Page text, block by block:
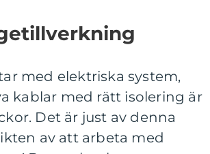
med elektriska system,
kablar med rätt isolering är
Det är just av denna
av att arbeta med